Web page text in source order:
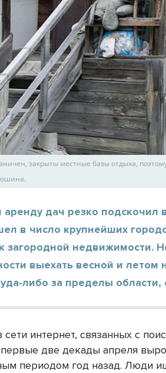
закрыты местные базы отдыха,
аренду дач резко подскочил
в число крупнейших
загородной недвижимости.
выехать весной и летом
либо за пределы области,
сети интернет, связанных с
две декады апреля
периодом год назад. Люди